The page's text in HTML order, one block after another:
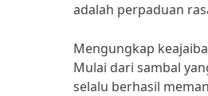
adalah perpaduan
Mengungkap
Mulai dari sambal
selalu berhasil